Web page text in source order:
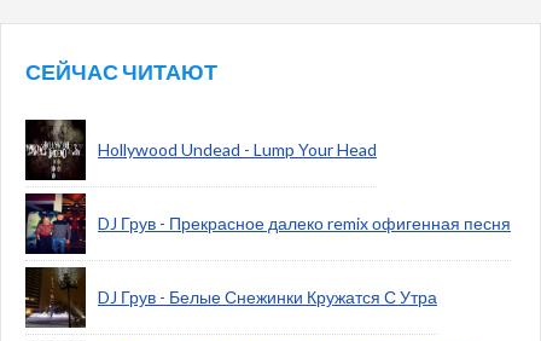
СЕЙЧАС ЧИТАЮТ
Hollywood Undead - Lump Your Head
DJ Грув - Прекрасное далеко remix офигенная песня
DJ Грув - Белые Снежинки Кружатся С Утра